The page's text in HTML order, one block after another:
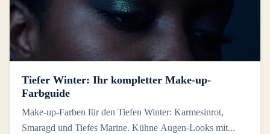
Tiefer Winter: Ihr kompletter Make-up-
Farbguide
Make-up-Farben für den Tiefen Winter: Karmesinrot,
Smaragd und Tiefes Marine. Kühne Augen-Looks mit...